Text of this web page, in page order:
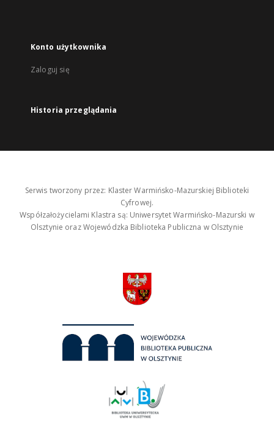
Konto użytkownika
Zaloguj się
Historia przeglądania
Serwis tworzony przez: Klaster Warmińsko-Mazurskiej Biblioteki
Cyfrowej.
Współzałożycielami Klastra są: Uniwersytet Warmińsko-Mazurski w
Olsztynie oraz Wojewódzka Biblioteka Publiczna w Olsztynie